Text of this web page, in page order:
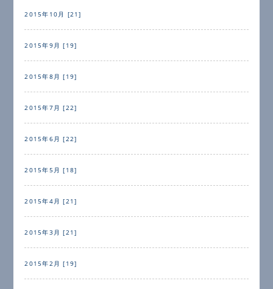
2015年10月 [21]
2015年9月 [19]
2015年8月 [19]
2015年7月 [22]
2015年6月 [22]
2015年5月 [18]
2015年4月 [21]
2015年3月 [21]
2015年2月 [19]